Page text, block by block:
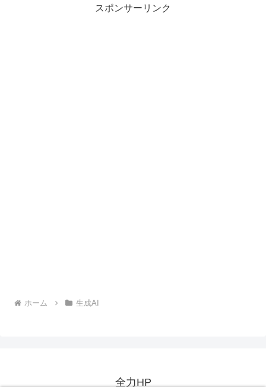
ックインを防げるでしょうか？
スポンサーリンク
ホーム 生成AI
全力HP